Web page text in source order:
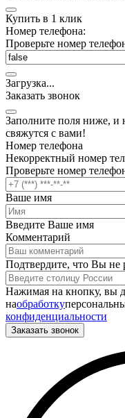
Купить в 1 клик
Номер телефона:
Проверьте номер
Загрузка...
Заказать звонок
Заполните поля ниже,
свяжутся с вами!
Номер телефона
Некорректный номер
Проверьте номер
Ваше имя
Введите Ваше имя
Комментарий
Подтвердите, что Вы не
Нажимая на кнопку, вы
наобработку
конфиденциальности
Заказать звонок